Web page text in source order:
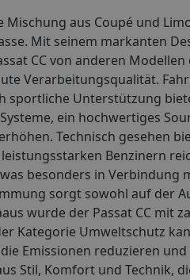
Mischung aus Coupé und
Mit seinem markanten
CC von anderen
Verarbeitungsqualität.
sportliche Unterstützung
ein hochwertiges
Technisch gesehen
Benzinern
besonders in
sorgt sowohl auf der
wurde der Passat CC mit
Kategorie Umweltschutz
Emissionen reduzieren
Stil, Komfort und Technik,